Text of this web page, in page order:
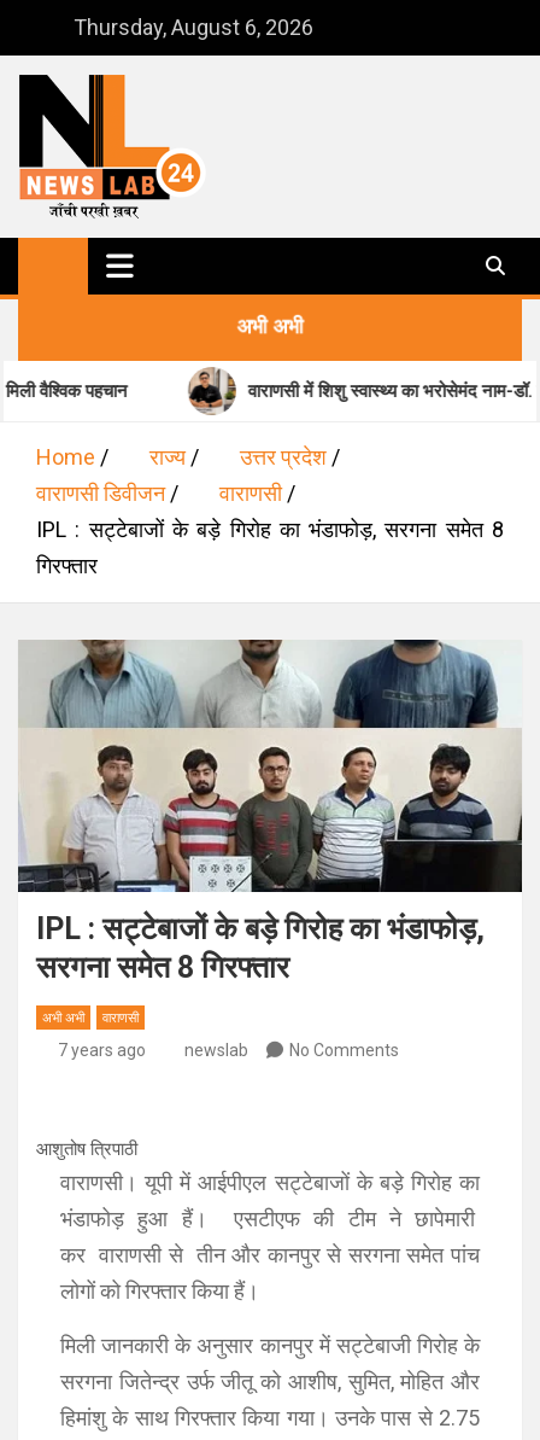
content
Thursday, August 6, 2026
NewsLab24
जाँची परखी ख़बर
अभी अभी
वाराणसी में शिशु स्वास्थ्य का भरोसेमंद नाम-डॉ. मधुकर पांडेय
Home राज्य
उत्तर प्रदेश
वाराणसी डिवीजन
वाराणसी
IPL : सट्टेबाजों के बड़े गिरोह का भंडाफोड़, सरगना समेत 8
गिरफ्तार
IPL : सट्टेबाजों के बड़े गिरोह का भंडाफोड़,
सरगना समेत 8 गिरफ्तार
अभी अभी वाराणसी
7 years ago newslab No Comments
आशुतोष त्रिपाठी
वाराणसी। यूपी में आईपीएल सट्टेबाजों के बड़े गिरोह का
भंडाफोड़ हुआ हैं। एसटीएफ की टीम ने छापेमारी
कर वाराणसी से तीन और कानपुर से सरगना समेत पांच
लोगों को गिरफ्तार किया हैं।
मिली जानकारी के अनुसार कानपुर में सट्टेबाजी गिरोह के
सरगना जितेन्द्र उर्फ जीतू को आशीष, सुमित, मोहित और
हिमांशु के साथ गिरफ्तार किया गया। उनके पास से 2.75